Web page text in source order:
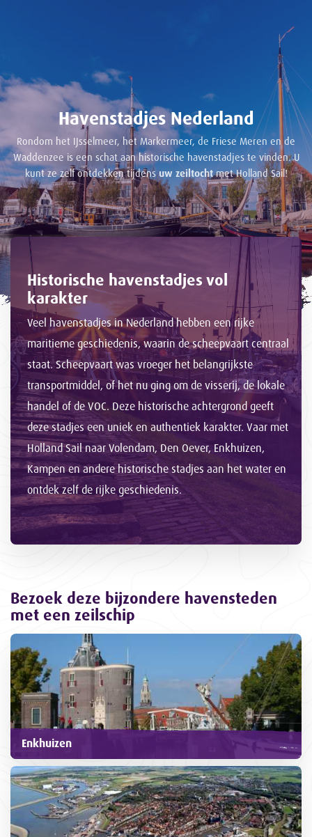
Havenstadjes Nederland
Rondom het IJsselmeer, het Markermeer, de Friese Meren en de
Waddenzee is een schat aan historische havenstadjes te vinden. U
kunt ze zelf ontdekken tijdensuw zeiltochtmet Holland Sail!
Historische havenstadjes vol
karakter
Veel havenstadjes in Nederland hebben een rijke
maritieme geschiedenis, waarin de scheepvaart centraal
staat. Scheepvaart was vroeger het belangrijkste
transportmiddel, of het nu ging om de visserij, de lokale
handel of de VOC. Deze historische achtergrond geeft
deze stadjes een uniek en authentiek karakter. Vaar met
Holland Sail naar Volendam, Den Oever, Enkhuizen,
Kampen en andere historische stadjes aan het water en
ontdek zelf de rijke geschiedenis.
Bezoek deze bijzondere havensteden
met een zeilschip
Enkhuizen